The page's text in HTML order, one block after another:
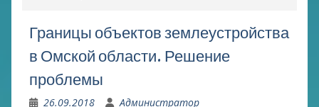
Границы объектов землеустройства
в Омской области. Решение
проблемы
26.09.2018 Администратор